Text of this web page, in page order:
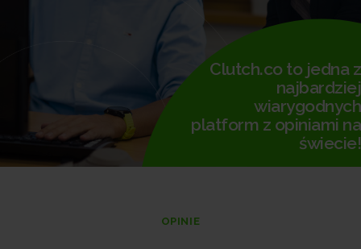
Clutch.co to jedna z
najbardziej
wiarygodnych
platform z opiniami na
świecie!
OPINIE